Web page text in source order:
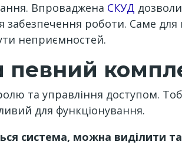
Впроваджена СКУД
забезпечення роботи. Саме
неприємностей.
певний
та управління доступом.
для функціонування.
система, можна виділити